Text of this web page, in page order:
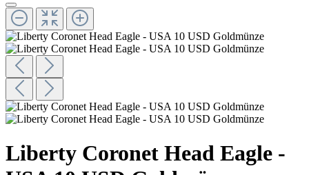
Liberty Coronet Head Eagle -